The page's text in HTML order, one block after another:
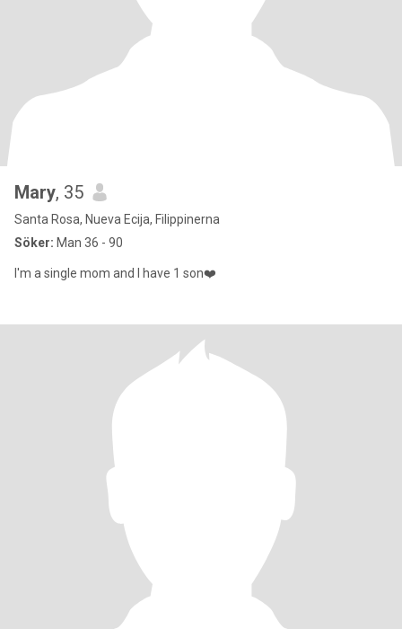
Mary, 35
Santa Rosa, Nueva Ecija, Filippinerna
Söker: Man 36 - 90
I'm a single mom and I have 1 son❤️